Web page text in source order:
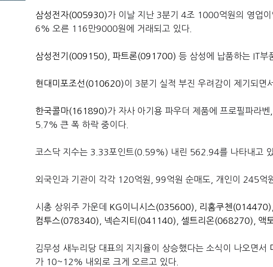
삼성전자(005930)가 이날 지난 3분기 4조 1000억원의 영업
6% 오른 116만9000원에 거래되고 있다.
삼성전기(009150) 파트론(091700) 등 삼성에 납품하는 IT
현대미포조선(010620)이 3분기 실적 부진 우려감이 제기되면
한국콜마(161890)가 자사 아기용 파우더 제품에 프로필파라
5.7% 큰 폭 하락 중이다.
코스닥 지수는 3.33포인트(0.59%) 내린 562.94를 나타내고
외국인과 기관이 각각 120억원, 99억원 순매도, 개인이 245억
시총 상위주 가운데 KG이니시스(035600) 리홈쿠첸(014470)
컴투스(078340)
넥슨지티(041140) 셀트리온(068270) 액
김무성 새누리당 대표의 지지율이 상승했다는 소식이 나오면서
가 10~12% 내외로 크게 오르고 있다.